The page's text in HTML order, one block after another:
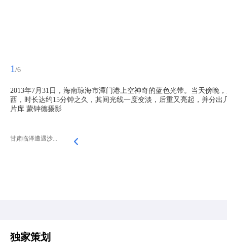
1 /6
2013年7月31日，海南琼海市潭门港上空神奇的蓝色光带。当天傍
西，时长达约15分钟之久，其间光线一度变淡，后重又亮起，并分
片库 蒙钟德摄影
甘肃临泽遭遇沙...
独家策划